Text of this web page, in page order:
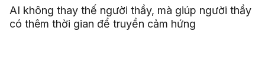
AI không thay thế người thầy, mà giúp người thầy
có thêm thời gian để truyền cảm hứng